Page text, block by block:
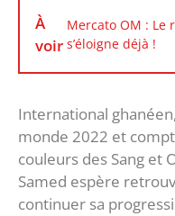
À
voir
Mercato OM : Le
s’éloigne déjà !
International
monde 2022 et
couleurs des Sang et
Samed espère
continuer sa